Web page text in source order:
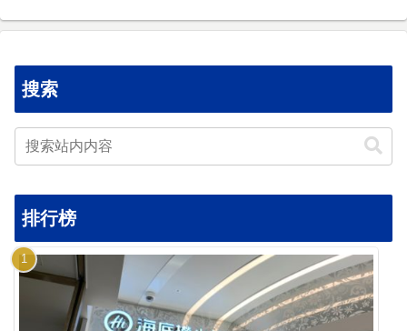
搜索
排行榜